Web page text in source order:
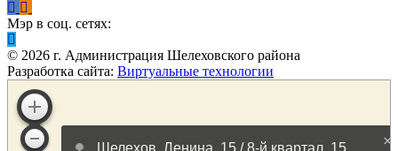
Мэр в соц. сетях:
© 2026 г. Администрация Шелеховского района
Разработка сайта: Виртуальные технологии